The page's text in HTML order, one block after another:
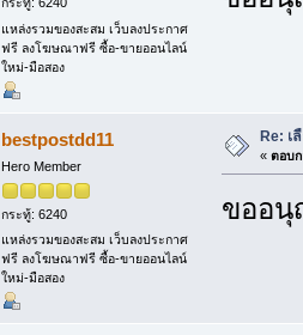
แหล่งรวมของสะสม เว็บลงประกาศ
ฟรี ลงโฆษณาฟรี ซื้อ-ขายออนไลน์
ใหม่-มือสอง
bestpostdd11
Hero Member
กระทู้: 6240
แหล่งรวมของสะสม เว็บลงประกาศ
ฟรี ลงโฆษณาฟรี ซื้อ-ขายออนไลน์
ใหม่-มือสอง
Re: เ
« ตอบก
ขออ